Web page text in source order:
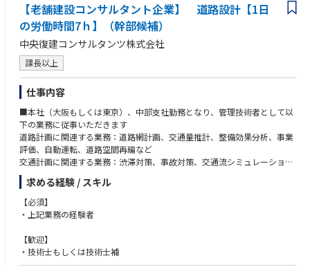
ダム監視制御処理設備・テレメータ・河川ポンプ、ゲート維持管理計
画
3)BIM/CIM活⽤による設備設計
 中央復建は建コン業界の中でも先駆的にBIM/CIMを活⽤
 国⼟交通省(本省他)、NEXCOのＣＩＭ活⽤研究業務に参画
 ＣＩＭ活⽤によるトンネル設備設計の⾼度化の⼀環としてCCTVカメラの
⾒え⽅や設備配置の確認に活⽤
・ 新技術開発の取り組み︓研究・製品開発（蓄光式誘導表⽰板の開発：電
源不要で発光する新たな誘導表⽰板をメーカー共同開発し、NETIS登録）
【老舗建設コンサルタント企業】 道路設計【1日
の労働時間7ｈ】（幹部候補）
中央復建コンサルタンツ株式会社
課長以上
仕事内容
■本社（大阪もしくは東京）、中部支社勤務となり、管理技術者として以
下の業務に従事いただきます
道路計画に関連する業務：道路網計画、交通量推計、整備効果分析、事業
評価、自動運転、道路空間再編など
交通計画に関連する業務：渋滞対策、事故対策、交通流シミュレーション
（ミクロ・マクロ）
道路設計に関連する業務：道路設計、交差点設計、一般構造物設計、自転
車・歩行者空間計画、渋滞対策、交通事故対策、道路事業監理など
【具体的には】
に必要なソフトからハードまで建設コンサルタント業務全般
プロポーザル等の提案書作成から受注業務のプロジェクト管理（担当技術
求める経験 / スキル
【必須】
・上記業務の経験者
【歓迎】
・技術士もしくは技術士補